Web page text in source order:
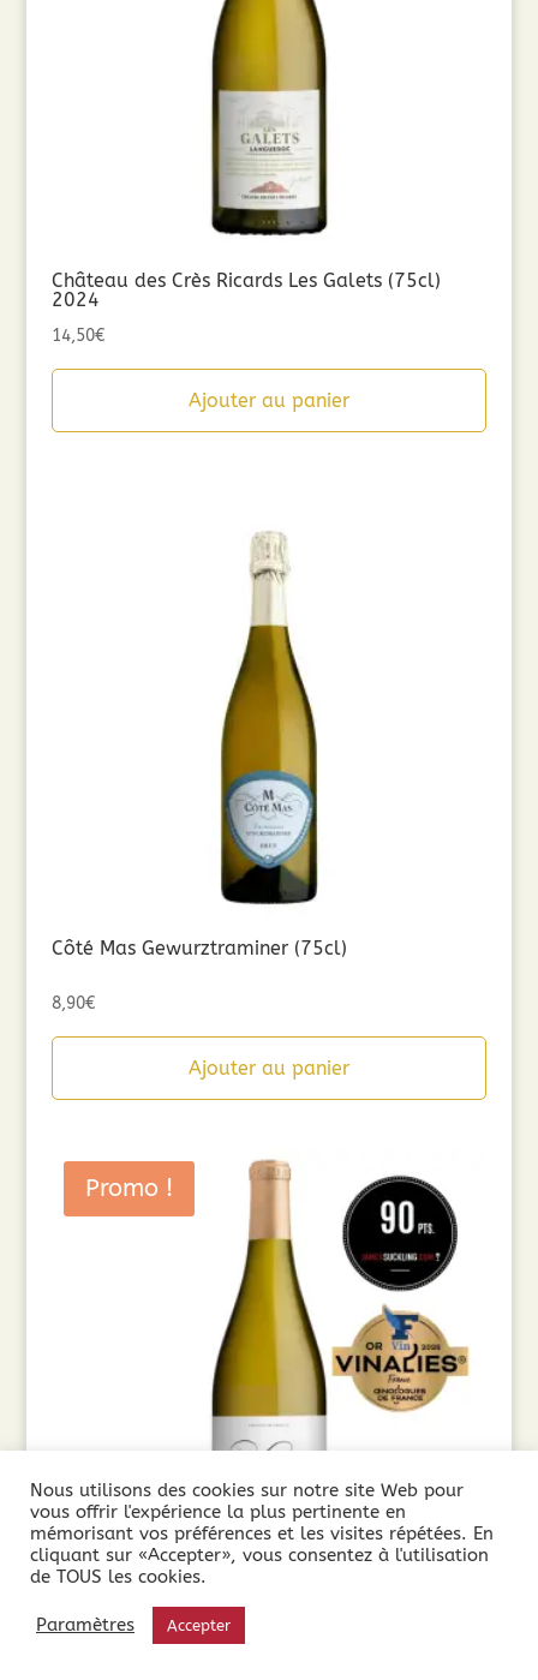
Château des Crès Ricards Les Galets (75cl)
2024
14,50€
Ajouter au panier
Côté Mas Gewurztraminer (75cl)
8,90€
Ajouter au panier
Promo !
Château de Larzac Saint Majan AOP Languedoc
Blanc ( 75cl) 2023
Nous utilisons des cookies sur notre site Web pour
vous offrir l'expérience la plus pertinente en
mémorisant vos préférences et les visites répétées. En
cliquant sur «Accepter», vous consentez à l'utilisation
de TOUS les cookies.
Paramètres Accepter